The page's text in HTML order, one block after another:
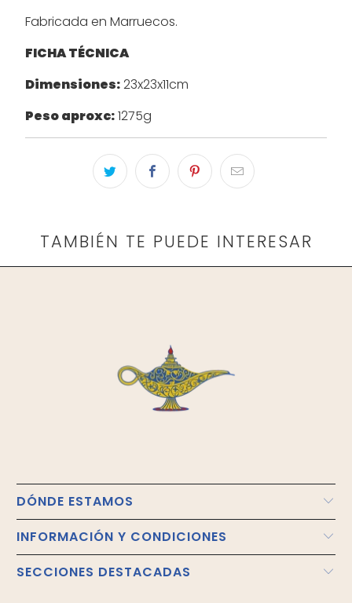
Fabricada en Marruecos.
FICHA TÉCNICA
Dimensiones:23x23x11cm
Peso aproxc:1275g
TAMBIÉN TE PUEDE INTERESAR
DÓNDE ESTAMOS
INFORMACIÓN Y CONDICIONES
SECCIONES DESTACADAS